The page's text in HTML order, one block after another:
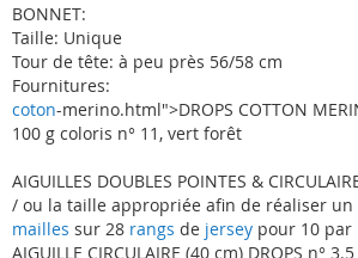
BONNET:
Taille: Unique
Tour de tête: à peu près 56/58 cm
Fournitures:
coton-merino.html">DROPS COTTON
100 g coloris n° 11, vert forêt
AIGUILLES DOUBLES POINTES &
/ ou la taille appropriée afin de réaliser un
mailles sur 28 rangs de jersey pour 10 par
AIGUILLE CIRCULAIRE (40 cm) DROPS n°